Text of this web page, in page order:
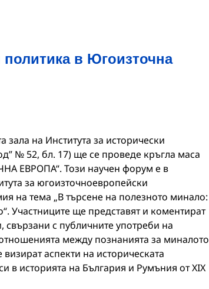
в Югоизточна
зала на Института за исторически
№ 52, бл. 17) ще се проведе кръгла маса
ЕВРОПА“. Този научен форум е в
за югоизточноевропейски
на тема „В търсене на полезното минало:
Участниците ще представят и коментират
с публичните употреби на
между познанията за миналото
аспекти на историческата
в историята на България и Румъния от XIX